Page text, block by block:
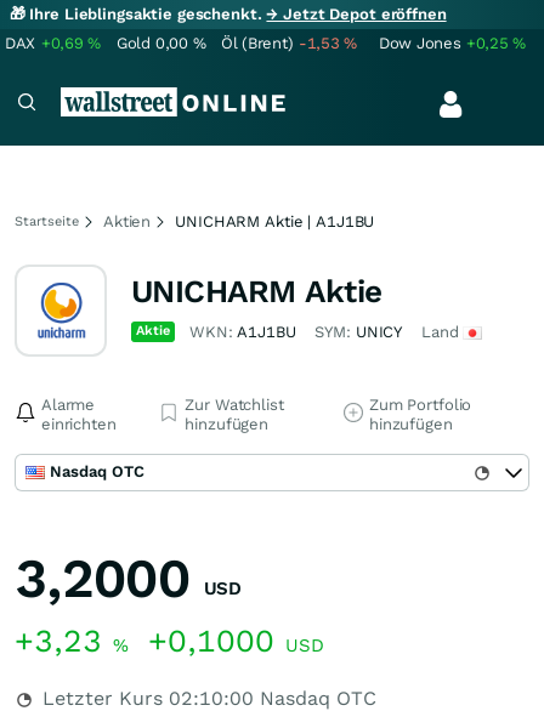
🎁 Ihre Lieblingsaktie geschenkt.→ Jetzt Depot eröffnen
DAX +0,69% Gold 0,00 % Öl (Brent) -1,53% Dow Jones +0,25%
Startseite Aktien UNICHARM Aktie | A1J1BU
UNICHARM Aktie
Aktie WKN:A1J1BU SYM: UNICY Land
Alarme
einrichten
Zur Watchlist
hinzufügen
Zum Portfolio
hinzufügen
Nasdaq OTC
3,2000 USD
+3,23 % +0,1000 USD
Letzter Kurs 02:10:00 Nasdaq OTC